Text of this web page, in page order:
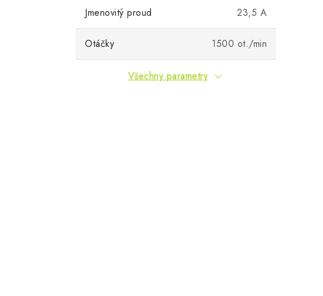
Jmenovitý proud 23,5 A
Otáčky 1500 ot./min
Všechny parametry